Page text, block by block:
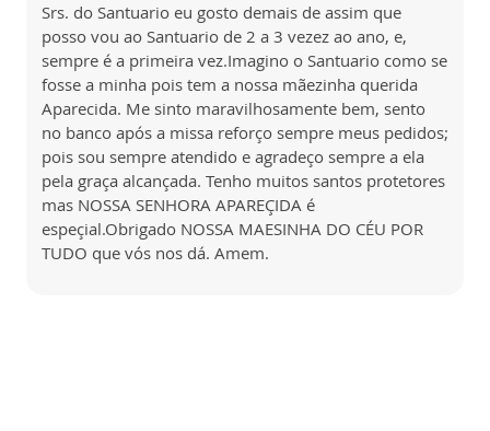
Srs. do Santuario eu gosto demais de assim que
posso vou ao Santuario de 2 a 3 vezez ao ano, e,
sempre é a primeira vez.Imagino o Santuario como se
fosse a minha pois tem a nossa mãezinha querida
Aparecida. Me sinto maravilhosamente bem, sento
no banco após a missa reforço sempre meus pedidos;
pois sou sempre atendido e agradeço sempre a ela
pela graça alcançada. Tenho muitos santos protetores
mas NOSSA SENHORA APAREÇIDA é
espeçial.Obrigado NOSSA MAESINHA DO CÉU POR
TUDO que vós nos dá. Amem.